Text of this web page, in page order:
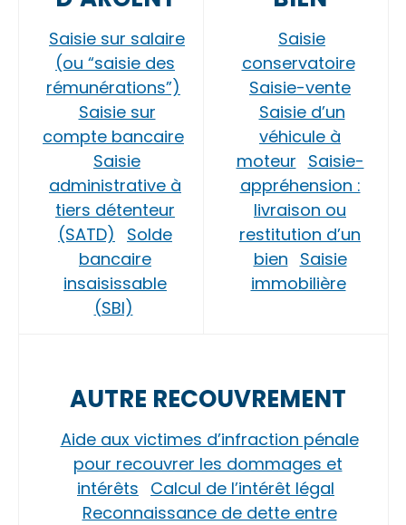
Saisie sur salaire
(ou “saisie des
rémunérations”)
Saisie sur
compte bancaire
Saisie
administrative à
tiers détenteur
(SATD)
Solde
bancaire
insaisissable
(SBI)
Saisie
conservatoire
Saisie-vente
Saisie d’un
véhicule à
moteur Saisie-
appréhension :
livraison ou
restitution d’un
bien Saisie
immobilière
AUTRE RECOUVREMENT
Aide aux victimes d’infraction pénale
pour recouvrer les dommages et
intérêts Calcul de l’intérêt légal
Reconnaissance de dette entre